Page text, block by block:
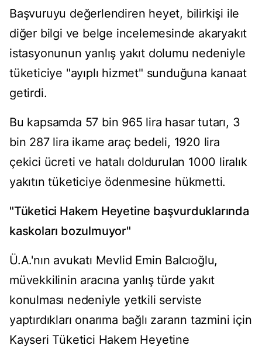
Başvuruyu değerlendiren heyet, bilirkişi ile
diğer bilgi ve belge incelemesinde akaryakıt
istasyonunun yanlış yakıt dolumu nedeniyle
tüketiciye "ayıplı hizmet" sunduğuna kanaat
getirdi.
Bu kapsamda 57 bin 965 lira hasar tutarı, 3
bin 287 lira ikame araç bedeli, 1920 lira
çekici ücreti ve hatalı doldurulan 1000 liralık
yakıtın tüketiciye ödenmesine hükmetti.
"Tüketici Hakem Heyetine başvurduklarında
kaskoları bozulmuyor"
Ü.A.'nın avukatı Mevlid Emin Balcıoğlu,
müvekkilinin aracına yanlış türde yakıt
konulması nedeniyle yetkili serviste
yaptırdıkları onarıma bağlı zararın tazmini için
Kayseri Tüketici Hakem Heyetine